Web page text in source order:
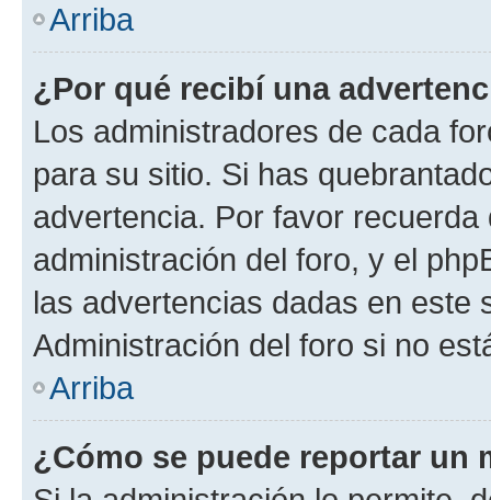
Arriba
¿Por qué recibí una
Los administradores de cada
para su sitio. Si has
advertencia. Por favor
administración del foro, y el
las advertencias dadas en este
Administración del foro si no
Arriba
¿Cómo se puede reportar un